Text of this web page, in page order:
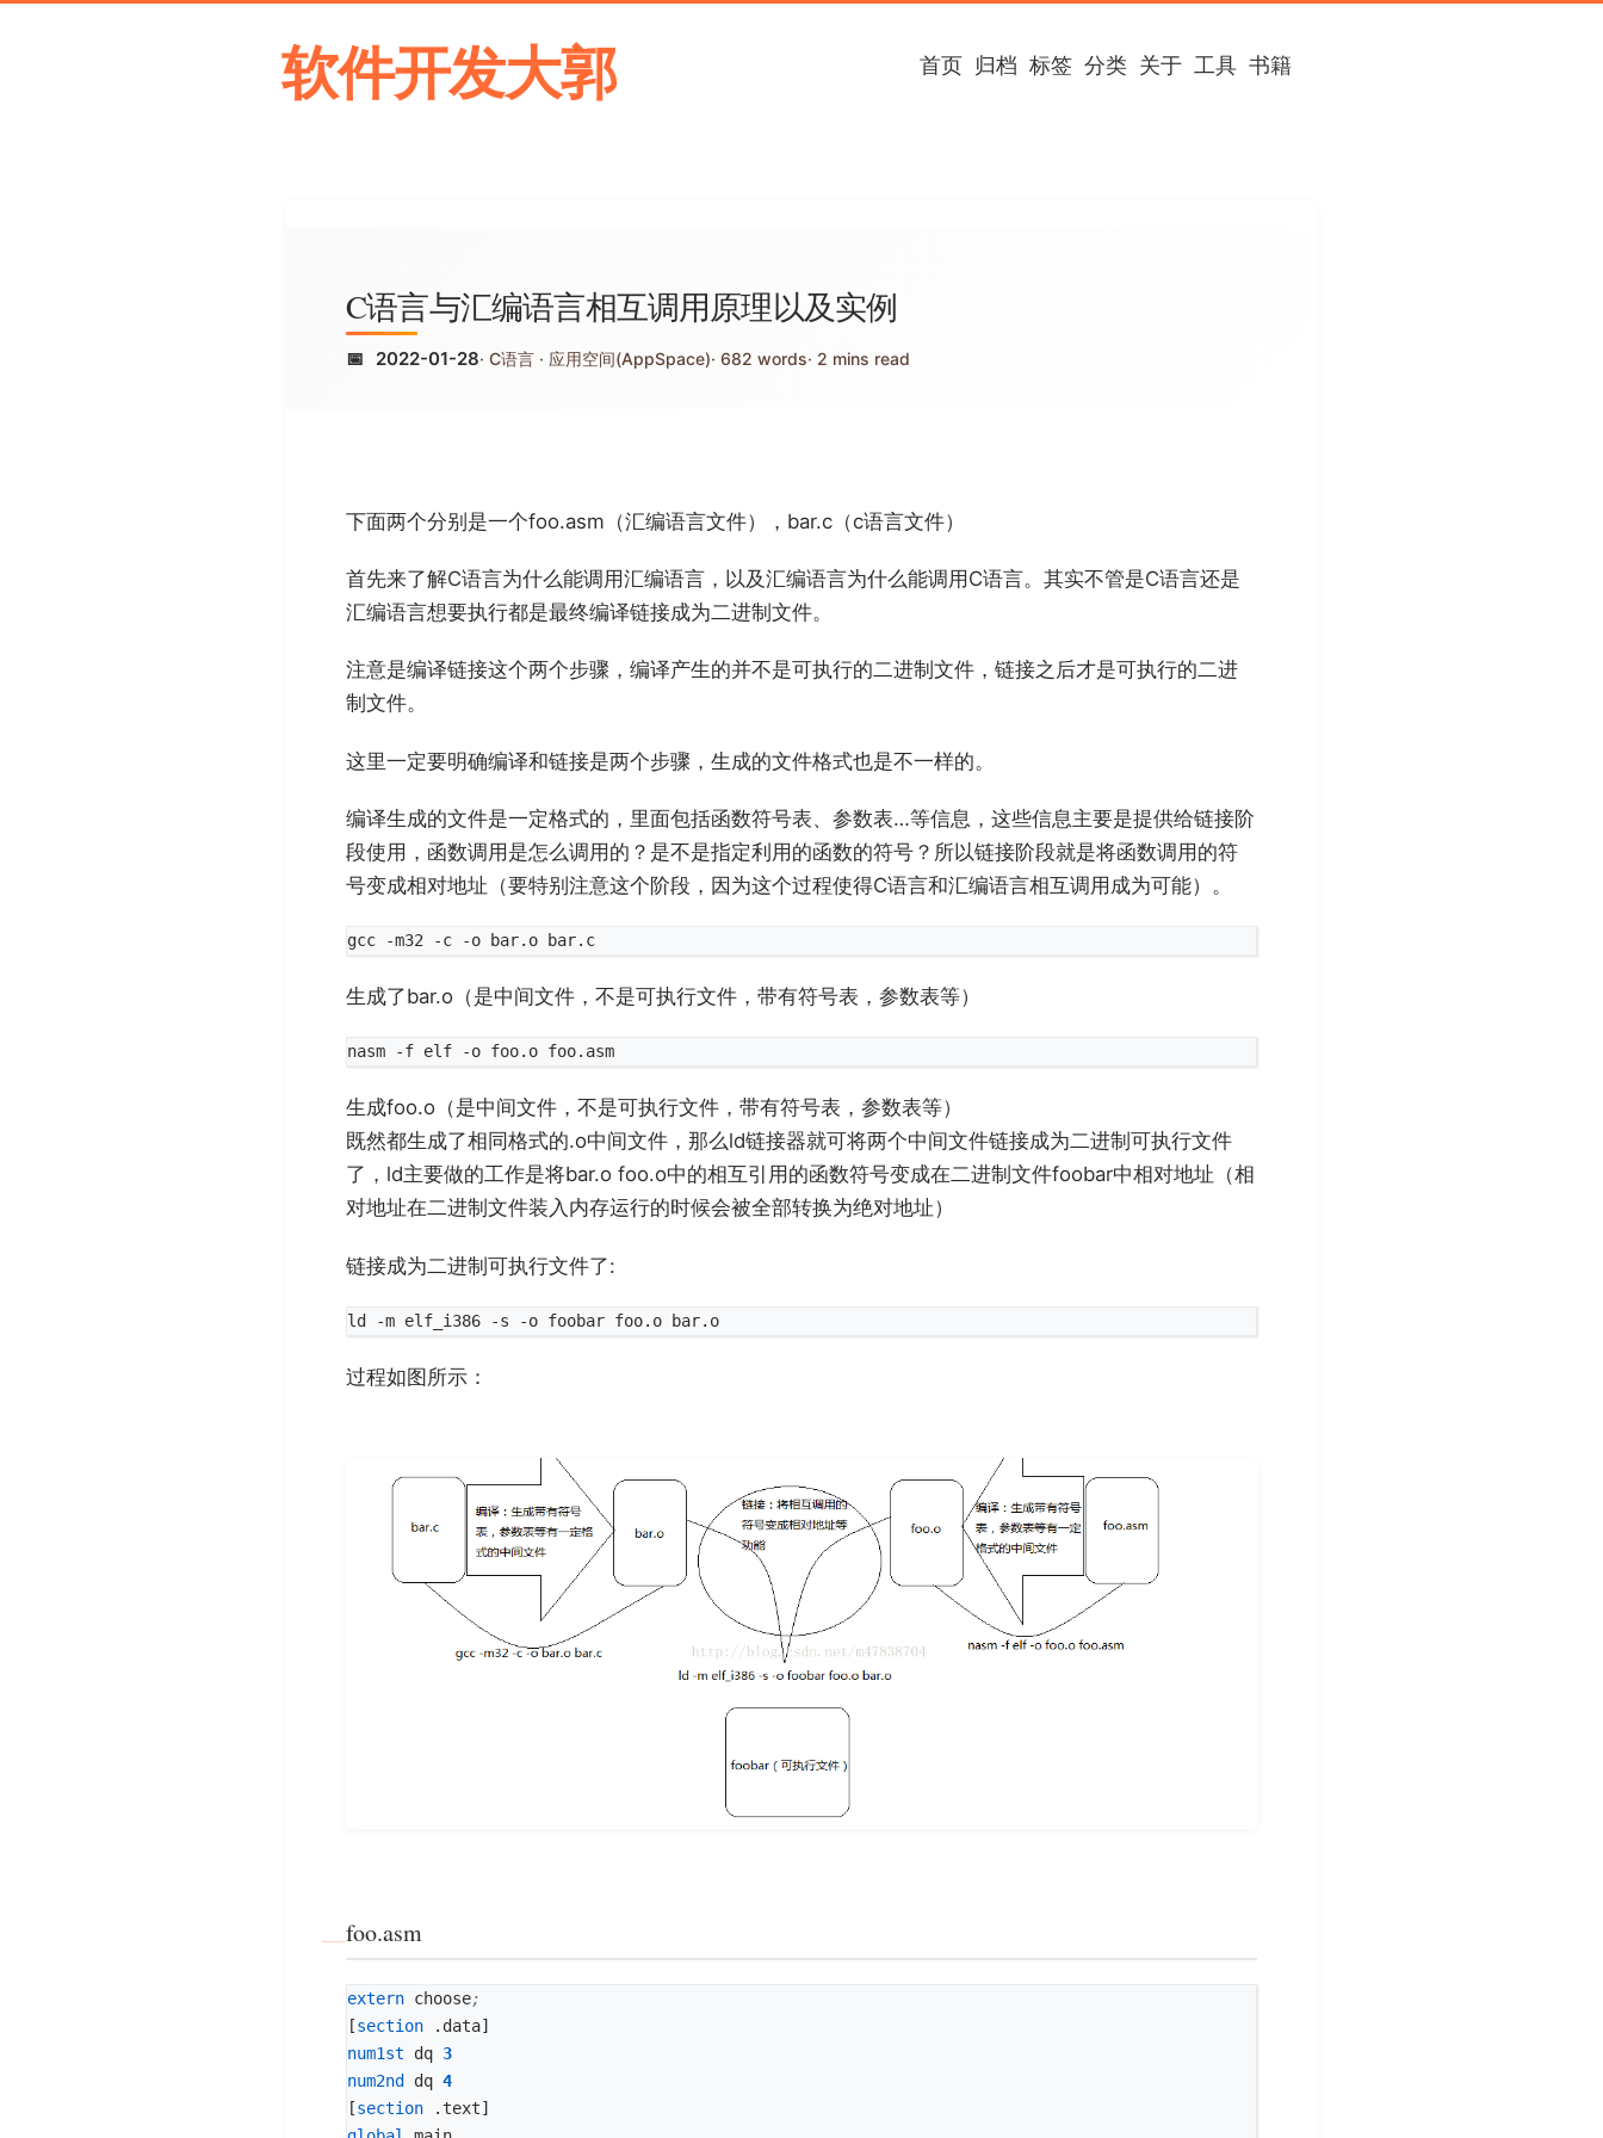
软件开发大郭 首页 归档 标签 分类 关于 工具 书籍
C语言与汇编语言相互调用原理以及实例
2022-01-28 C语言 应用空间(AppSpace) 682 words 2 mins read
下面两个分别是一个foo.asm（汇编语言文件），bar.c（c语言文件）
首先来了解C语言为什么能调用汇编语言，以及汇编语言为什么能调用C语言。其实不管是C语言还是
汇编语言想要执行都是最终编译链接成为二进制文件。
注意是编译链接这个两个步骤，编译产生的并不是可执行的二进制文件，链接之后才是可执行的二进
制文件。
这里一定要明确编译和链接是两个步骤，生成的文件格式也是不一样的。
编译生成的文件是一定格式的，里面包括函数符号表、参数表…等信息，这些信息主要是提供给链接阶
段使用，函数调用是怎么调用的？是不是指定利用的函数的符号？所以链接阶段就是将函数调用的符
号变成相对地址（要特别注意这个阶段，因为这个过程使得C语言和汇编语言相互调用成为可能）。
生成了bar.o（是中间文件，不是可执行文件，带有符号表，参数表等）
生成foo.o（是中间文件，不是可执行文件，带有符号表，参数表等）
既然都生成了相同格式的.o中间文件，那么ld链接器就可将两个中间文件链接成为二进制可执行文件
了，ld主要做的工作是将bar.o foo.o中的相互引用的函数符号变成在二进制文件foobar中相对地址（相
对地址在二进制文件装入内存运行的时候会被全部转换为绝对地址）
链接成为二进制可执行文件了:
过程如图所示：
foo.asm
extern choose
[section .data]
num1st
dq 3
num2nd
dq 4
[section .text]